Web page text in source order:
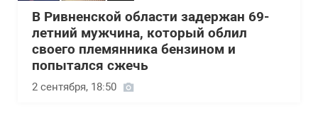
В Ривненской области задержан 69-
летний мужчина, который облил
своего племянника бензином и
попытался сжечь
2 сентября, 18:50